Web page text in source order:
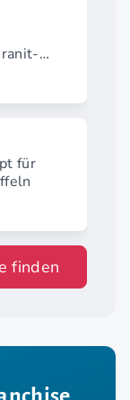
für
finden